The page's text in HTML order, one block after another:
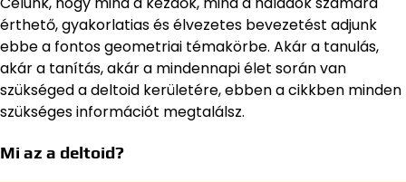
érthető, gyakorlatias és élvezetes bevezetést adjunk
ebbe a fontos geometriai témakörbe. Akár a tanulás,
akár a tanítás, akár a mindennapi élet során van
szükséged a deltoid kerületére, ebben a cikkben minden
szükséges információt megtalálsz.
Mi az a deltoid?